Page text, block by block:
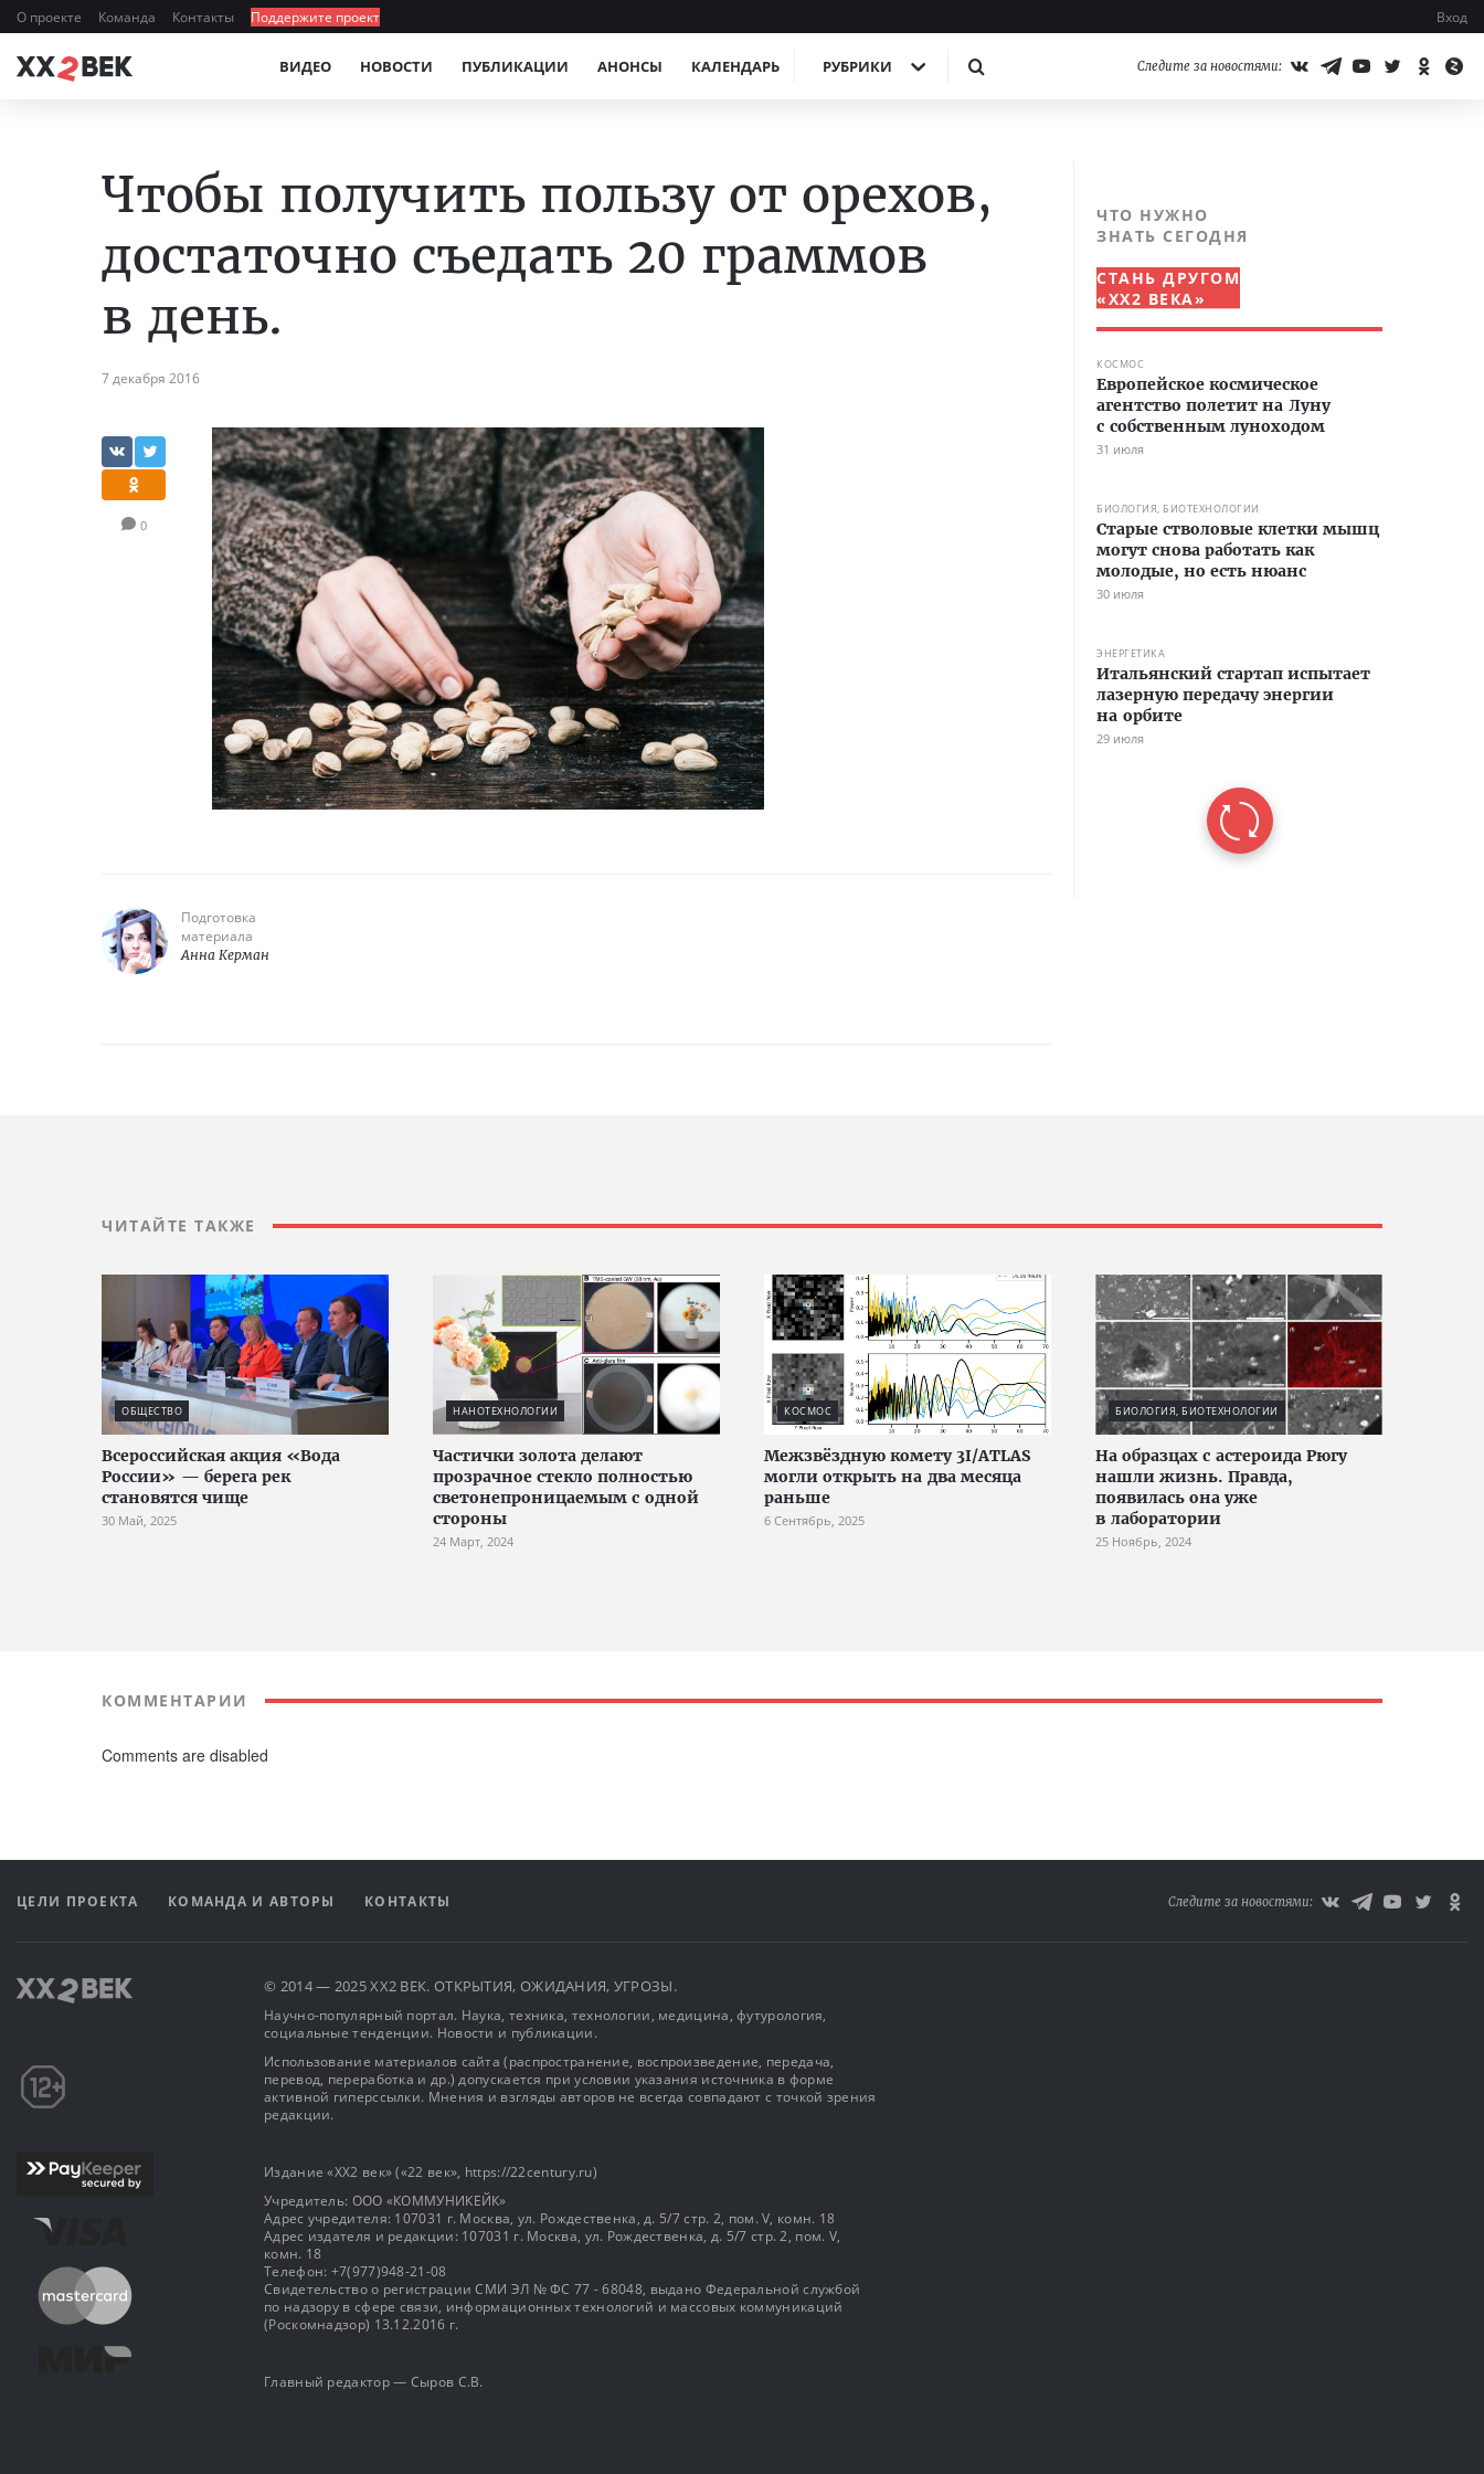
О проекте Команда Контакты Поддержите проект Вход
ВИДЕО НОВОСТИ ПУБЛИКАЦИИ АНОНСЫ КАЛЕНДАРЬ РУБРИКИ Следите за новостями:
Чтобы получить пользу от орехов,
достаточно съедать 20 граммов
в день.
7 декабря 2016
0
Подготовка
материала
Анна Керман
ЧТО НУЖНО
ЗНАТЬ СЕГОДНЯ
СТАНЬ ДРУГОМ
«XX2 ВЕКА»
КОСМОС
Европейское космическое
агентство полетит на Луну
с собственным луноходом
31 июля
БИОЛОГИЯ, БИОТЕХНОЛОГИИ
Старые стволовые клетки мышц
могут снова работать как
молодые, но есть нюанс
30 июля
ЭНЕРГЕТИКА
Итальянский стартап испытает
лазерную передачу энергии
на орбите
29 июля
ЧИТАЙТЕ ТАКЖЕ
ОБЩЕСТВО
Всероссийская акция «Вода
России» — берега рек
становятся чище
30 Май, 2025
НАНОТЕХНОЛОГИИ
Частички золота делают
прозрачное стекло полностью
светонепроницаемым с одной
стороны
24 Март, 2024
КОСМОС
Межзвёздную комету 3I/ATLAS
могли открыть на два месяца
раньше
6 Сентябрь, 2025
БИОЛОГИЯ, БИОТЕХНОЛОГИИ
На образцах с астероида Рюгу
нашли жизнь. Правда,
появилась она уже
в лаборатории
25 Ноябрь, 2024
КОММЕНТАРИИ
Comments are disabled
ЦЕЛИ ПРОЕКТА КОМАНДА И АВТОРЫ КОНТАКТЫ Следите за новостями:
© 2014 — 2025 XX2 ВЕК. ОТКРЫТИЯ, ОЖИДАНИЯ, УГРОЗЫ.
Научно-популярный портал. Наука, техника, технологии, медицина, футурология,
социальные тенденции. Новости и публикации.
Использование материалов сайта (распространение, воспроизведение, передача,
перевод, переработка и др.) допускается при условии указания источника в форме
активной гиперссылки. Мнения и взгляды авторов не всегда совпадают с точкой зрения
редакции.
Издание «XX2 век» («22 век», https://22century.ru)
Учредитель: OOO «КОММУНИКЕЙК»
Адрес учредителя: 107031 г. Москва, ул. Рождественка, д. 5/7 стр. 2, пом. V, комн. 18
Адрес издателя и редакции: 107031 г. Москва, ул. Рождественка, д. 5/7 стр. 2, пом. V,
комн. 18
Телефон: +7(977)948-21-08
Свидетельство о регистрации СМИ ЭЛ № ФС 77 - 68048, выдано Федеральной службой
по надзору в сфере связи, информационных технологий и массовых коммуникаций
(Роскомнадзор) 13.12.2016 г.
Главный редактор — Сыров С.В.